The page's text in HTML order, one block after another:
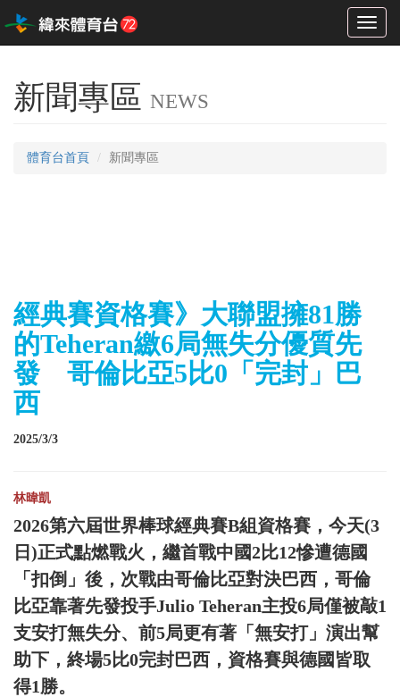
Toggle
新聞專區 NEWS
體育台首頁 新聞專區
經典賽資格賽》大聯盟擁81勝
的Teheran繳6局無失分優質先
發 哥倫比亞5比0「完封」巴
西
2025/3/3
林暐凱
2026第六屆世界棒球經典賽B組資格賽，今天(3
日)正式點燃戰火，繼首戰中國2比12慘遭德國
「扣倒」後，次戰由哥倫比亞對決巴西，哥倫
比亞靠著先發投手Julio Teheran主投6局僅被敲1
支安打無失分、前5局更有著「無安打」演出幫
助下，終場5比0完封巴西，資格賽與德國皆取
得1勝。